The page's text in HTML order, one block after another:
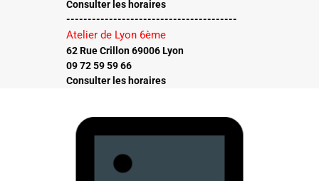
Consulter les horaires
----------------------------------------
Atelier de Lyon 6ème
62 Rue Crillon 69006 Lyon
09 72 59 59 66
Consulter les horaires